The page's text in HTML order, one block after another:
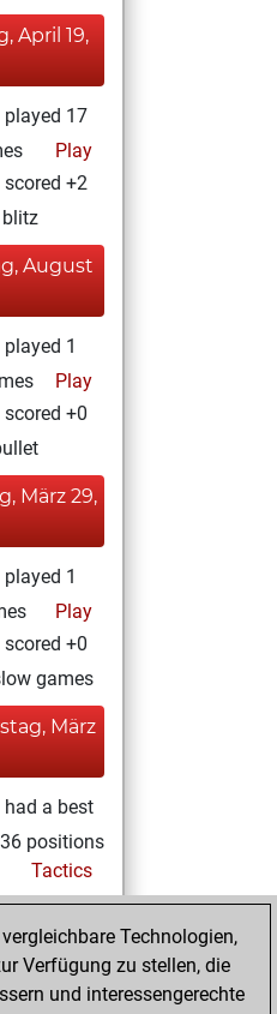
April 19,
played 17
Play
scored +2
blitz
August
played 1
Play
scored +0
März 29,
played 1
Play
scored +0
games
März
had a best
positions
Tactics
Studies
a
Technologien,
Verfügung zu stellen, die
und interessengerechte